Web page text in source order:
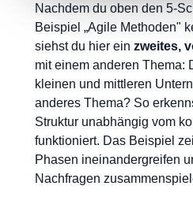
Nachdem du oben den 5-
Beispiel „Agile Methoden"
siehst du hier ein zweites,
mit einem anderen Thema:
kleinen und mittleren
anderes Thema? So
Struktur unabhängig vom
funktioniert. Das Beispiel
Phasen ineinandergreifen
Nachfragen